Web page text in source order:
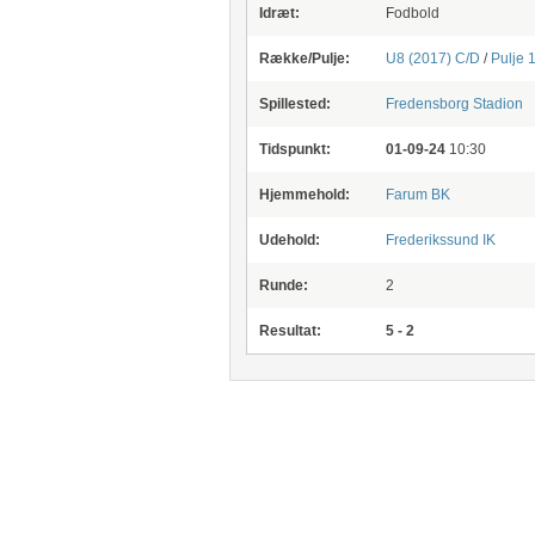
Idræt: Fodbold
Række/Pulje: U8 (2017) C/D / Pulje 1
Spillested: Fredensborg Stadion
Tidspunkt: 01-09-24 10:30
Hjemmehold: Farum BK
Udehold: Frederikssund IK
Runde: 2
Resultat: 5 - 2